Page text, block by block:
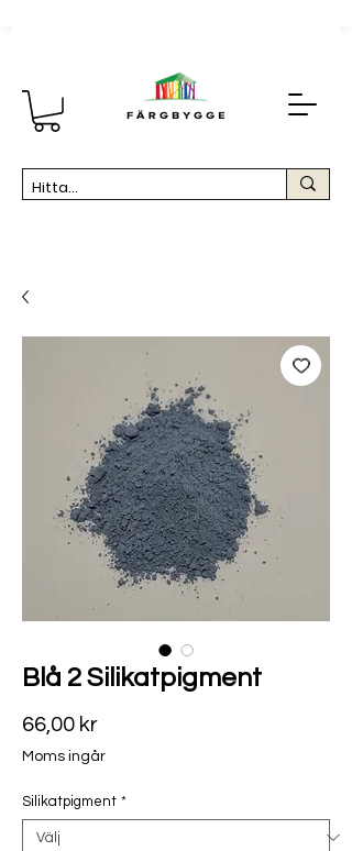
Blå 2 Silikatpigment
66,00 krPris
Moms ingår
Silikatpigment *